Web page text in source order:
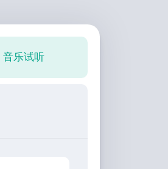
音乐试听